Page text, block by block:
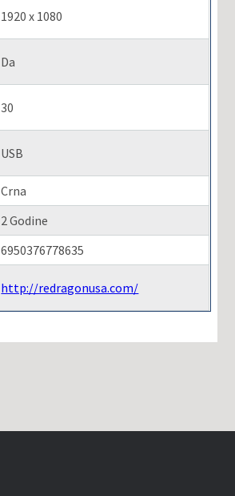
1920 x 1080
Da
30
USB
Crna
2 Godine
6950376778635
http://redragonusa.com/